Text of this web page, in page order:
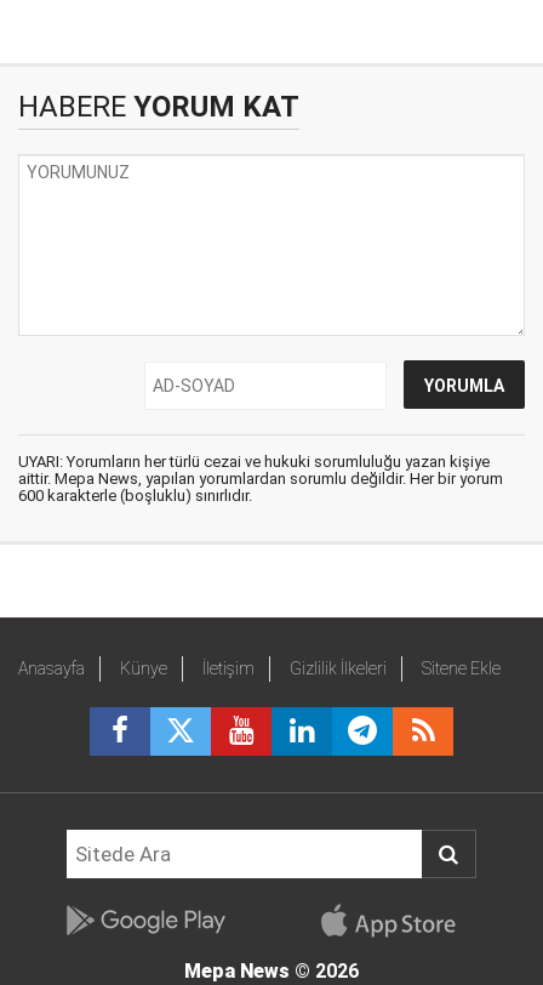
HABERE YORUM KAT
UYARI: Yorumların her türlü cezai ve hukuki sorumluluğu yazan kişiye
aittir. Mepa News, yapılan yorumlardan sorumlu değildir. Her bir yorum
600 karakterle (boşluklu) sınırlıdır.
Anasayfa Künye İletişim Gizlilik İlkeleri Sitene Ekle
Mepa News © 2026